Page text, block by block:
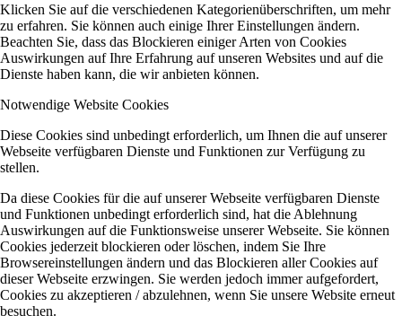
Klicken Sie auf die verschiedenen Kategorienüberschriften, um mehr
zu erfahren. Sie können auch einige Ihrer Einstellungen ändern.
Beachten Sie, dass das Blockieren einiger Arten von Cookies
Auswirkungen auf Ihre Erfahrung auf unseren Websites und auf die
Dienste haben kann, die wir anbieten können.
Notwendige Website Cookies
Diese Cookies sind unbedingt erforderlich, um Ihnen die auf unserer
Webseite verfügbaren Dienste und Funktionen zur Verfügung zu
stellen.
Da diese Cookies für die auf unserer Webseite verfügbaren Dienste
und Funktionen unbedingt erforderlich sind, hat die Ablehnung
Auswirkungen auf die Funktionsweise unserer Webseite. Sie können
Cookies jederzeit blockieren oder löschen, indem Sie Ihre
Browsereinstellungen ändern und das Blockieren aller Cookies auf
dieser Webseite erzwingen. Sie werden jedoch immer aufgefordert,
Cookies zu akzeptieren / abzulehnen, wenn Sie unsere Website erneut
besuchen.